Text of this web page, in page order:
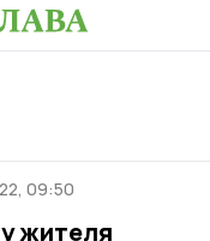
09:50
жителя